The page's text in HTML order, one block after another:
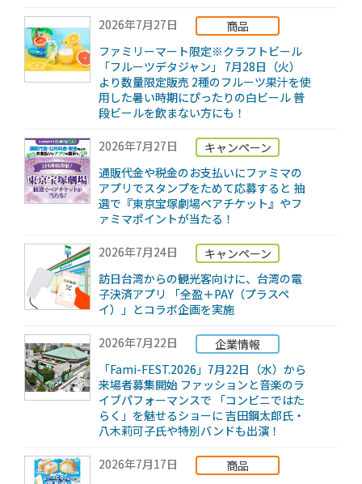
2026年7月27日
商品
ファミリーマート限定※クラフトビール
「フルーツデタジャン」 7月28日（火）
より数量限定販売 2種のフルーツ果汁を使
用した暑い時期にぴったりの白ビール 普
段ビールを飲まない方にも！
2026年7月27日
キャンペーン
通販代金や税金のお支払いにファミマの
アプリでスタンプをためて応募すると 抽
選で『東京宝塚劇場ペアチケット』やフ
ァミマポイントが当たる！
2026年7月24日
キャンペーン
訪日台湾からの観光客向けに、台湾の電
子決済アプリ 「全盈＋PAY（プラスペ
イ）」とコラボ企画を実施
2026年7月22日
企業情報
「Fami-FEST.2026」7月22日（水）から
来場者募集開始 ファッションと音楽のラ
イブパフォーマンスで 「コンビニではた
らく」を魅せるショーに 吉田鋼太郎氏・
八木莉可子氏や特別バンドも出演！
2026年7月17日
商品